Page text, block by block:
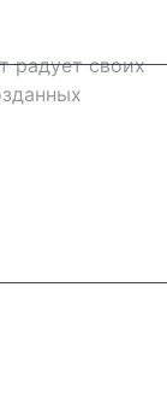
радует своих